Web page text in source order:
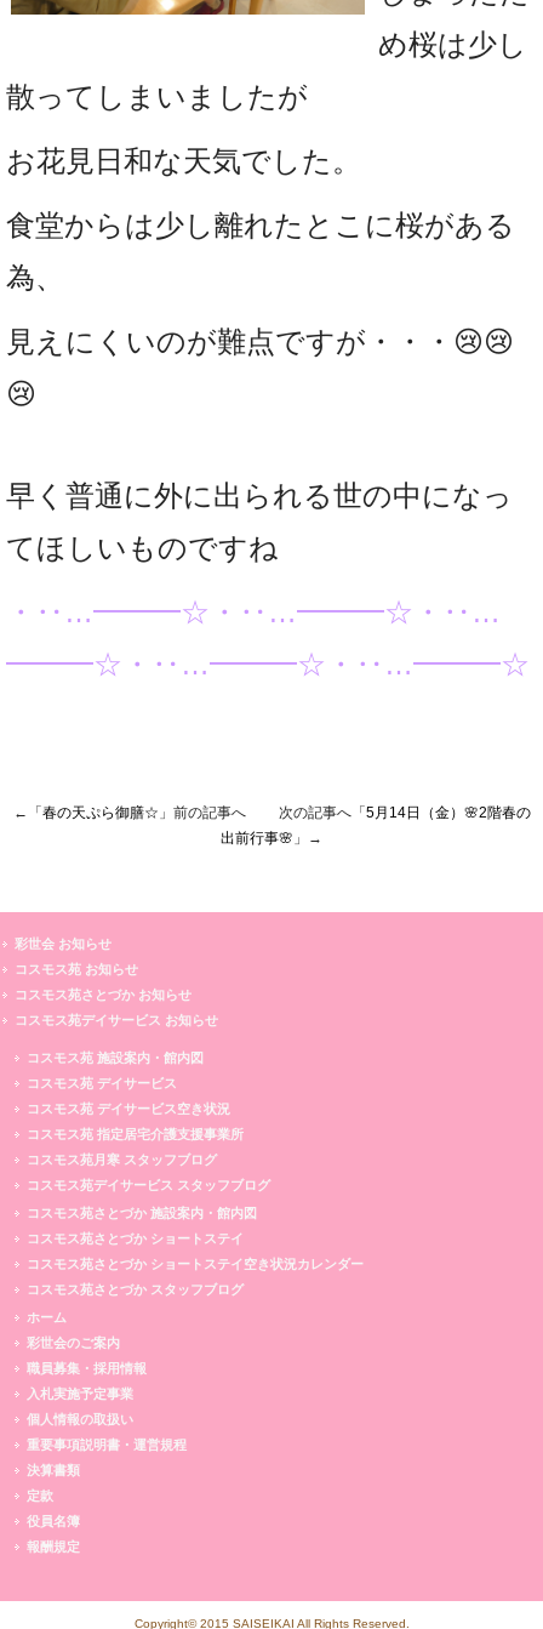
め桜は少し
散ってしまいましたが
お花見日和な天気でした 。
食堂からは少し離れたとこに桜がある
為、
見えにくいのが難点ですが・・・😢😢
😢
早く普通に外に出られる世の中になっ
てほしいものですね
・‥…━━━☆・‥…━━━☆・‥…
━━━☆・‥…━━━☆・‥…━━━☆
←「春の天ぷら御膳☆ 」前の記事へ 次の記事へ「5月14日（金）🌸2階春の
出前行事🌸 」→
彩世会 お知らせ
コスモス苑 お知らせ
コスモス苑さとづか お知らせ
コスモス苑デイサービス お知らせ
コスモス苑 施設案内・館内図
コスモス苑 デイサービス
コスモス苑 デイサービス空き状況
コスモス苑 指定居宅介護支援事業所
コスモス苑月寒 スタッフブログ
コスモス苑デイサービス スタッフブログ
コスモス苑さとづか 施設案内・館内図
コスモス苑さとづか ショートステイ
コスモス苑さとづか ショートステイ空き状況カレンダー
コスモス苑さとづか スタッフブログ
ホーム
彩世会のご案内
職員募集・採用情報
入札実施予定事業
個人情報の取扱い
重要事項説明書・運営規程
決算書類
定款
役員名簿
報酬規定
Copyright© 2015 SAISEIKAI All Rights Reserved.